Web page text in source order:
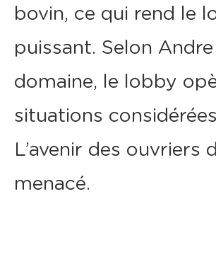
bovin, ce qui rend le
puissant. Selon
domaine, le lobby
situations
L’avenir des
menacé.